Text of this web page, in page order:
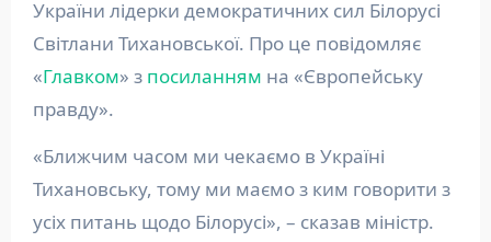
України лідерки демократичних сил Білорусі
Світлани Тихановської. Про це повідомляє
«Главком» з посиланням на «Європейську
правду».
«Ближчим часом ми чекаємо в Україні
Тихановську, тому ми маємо з ким говорити з
усіх питань щодо Білорусі», – сказав міністр.